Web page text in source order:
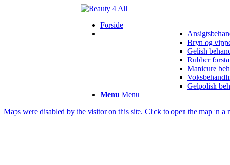
Forside
Bryn og
Gelish
Rubber
Manicure
Gelpolish
Menu Menu
Maps were disabled by the visitor on this site. Click to open the map in a